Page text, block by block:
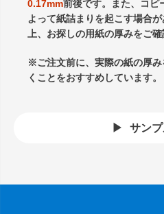
0.17mm前後です。また、コピ
よって紙詰まりを起こす場合
上、お探しの用紙の厚みをご確
※ご注文前に、実際の紙の厚
くことをおすすめしています。
サン